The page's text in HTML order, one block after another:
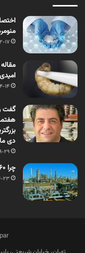
17
14
گفت
دی
29
چرا ۶۰ درصد ارز پتروشیمی ها به سامانه نیما نیامد؟!
23